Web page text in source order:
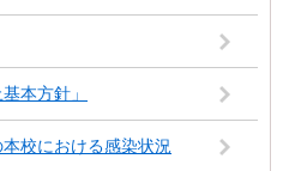
本方針」
校における感染状況